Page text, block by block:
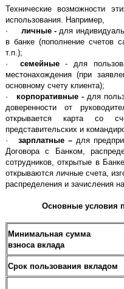
Технические возможности
использования. Например,
· личные - для
в банке (пополнение счетов
т.п.);
· семейные- для
местонахождения (при
основному счету клиента);
·корпоративные - для
доверенности от
открывается карта со
представительских и
·зарплатные – для
Договора с Банком,
сотрудников, открытые в
открываются личные счета,
распределения и зачисления
Основные условия
Минимальная сумма
взноса вклада
Срок пользования вкладом